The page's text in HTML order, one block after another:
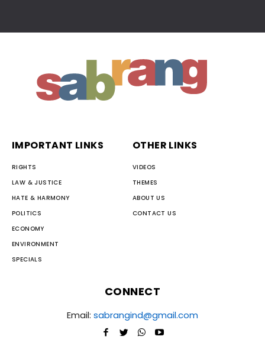
IMPORTANT LINKS
RIGHTS
LAW & JUSTICE
HATE & HARMONY
POLITICS
ECONOMY
ENVIRONMENT
SPECIALS
OTHER LINKS
VIDEOS
THEMES
ABOUT US
CONTACT US
CONNECT
Email: sabrangind@gmail.com